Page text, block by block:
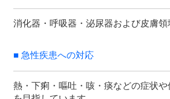
消化器・呼吸器・泌尿器および皮膚
■ 急性疾患への対応
熱・下痢・嘔吐・咳・痰などの症状